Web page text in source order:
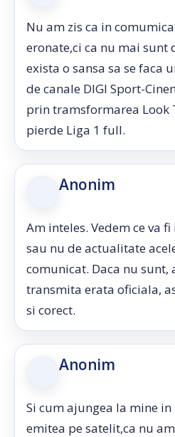
Nu am zis ca in
eronate,ci ca nu mai sunt
exista o sansa sa se faca
de canale DIGI Sport-
prin tramsformarea Look
pierde Liga 1 full.
Anonim
Am inteles. Vedem ce va
sau nu de actualitate
comunicat. Daca nu sunt,
transmita erata oficiala,
si corect.
Anonim
Si cum ajungea la mine
emitea pe satelit,ca nu